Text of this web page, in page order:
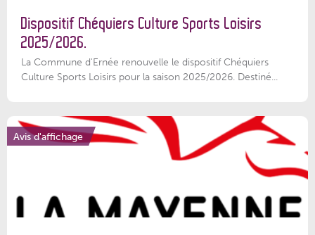
Dispositif Chéquiers Culture Sports Loisirs
2025/2026.
La Commune d'Ernée renouvelle le dispositif Chéquiers
Culture Sports Loisirs pour la saison 2025/2026. Destiné...
Avis d'affichage